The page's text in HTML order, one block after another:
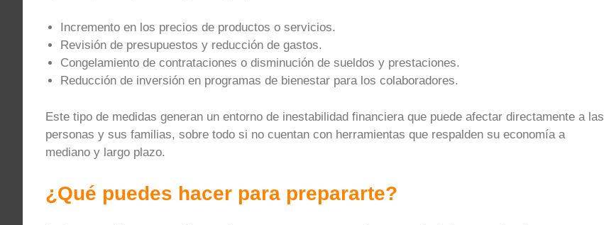
Incremento en los precios de productos o servicios.
Revisión de presupuestos y reducción de gastos.
Congelamiento de contrataciones o disminución de sueldos y prestaciones.
Reducción de inversión en programas de bienestar para los colaboradores.
Este tipo de medidas generan un entorno de inestabilidad financiera que puede afectar directamente a las
personas y sus familias, sobre todo si no cuentan con herramientas que respalden su economía a
mediano y largo plazo.
¿Qué puedes hacer para prepararte?